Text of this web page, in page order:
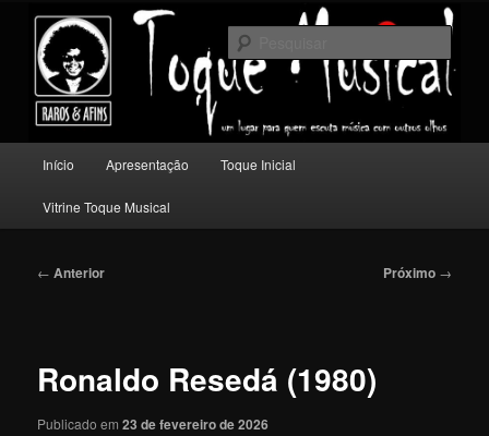
conteúdo
principalToque Musical
Um lugar para quem escuta música com outros olhos.
principal
Início Apresentação Toque Inicial
Vitrine Toque Musical
Navegação
← Anterior Próximo →
Ronaldo Resedá (1980)
Publicado em23 de fevereiro de 2026